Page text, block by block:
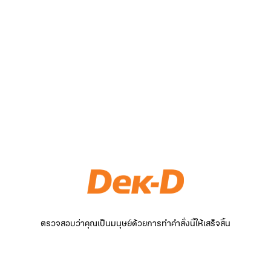
ตรวจสอบว่าคุณเป็นมนุษย์ด้วยการทำคำสั่งนี้ให้เสร็จสิ้น